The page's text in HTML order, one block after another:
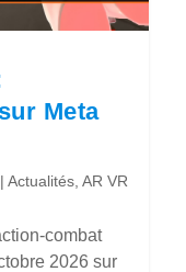
Meta
|Actualités ,AR VR
combat
2026 sur